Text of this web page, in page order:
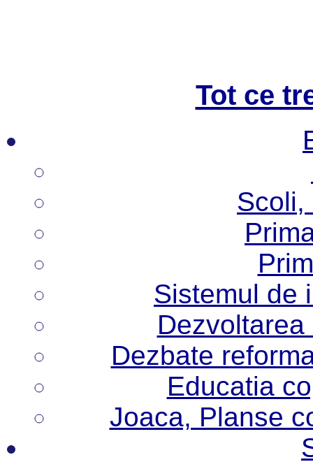
Tot ce
Scoli,
Sistemul de
Dezbate
Educatia
Joaca, Planse